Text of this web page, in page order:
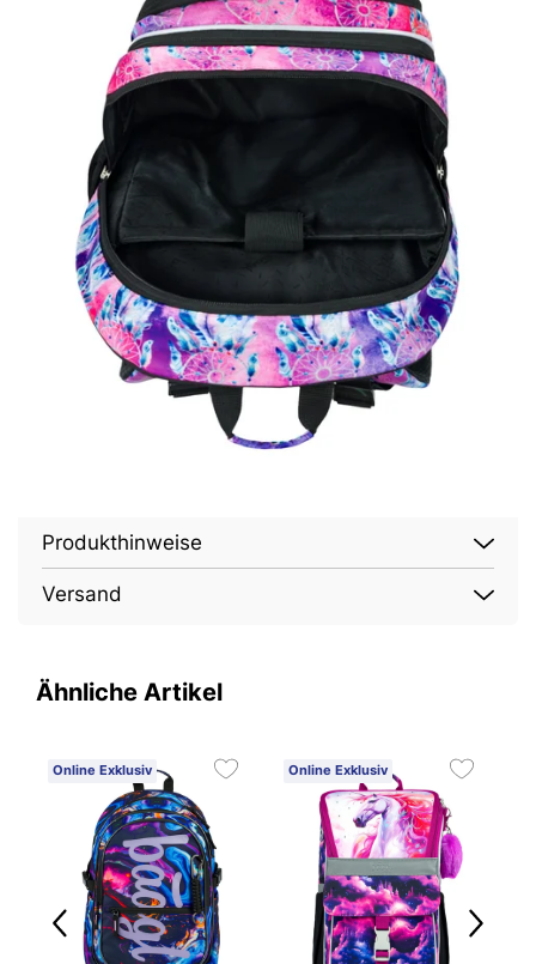
Produkthinweise
Versand
Ähnliche Artikel
Online Exklusiv Online Exklusiv